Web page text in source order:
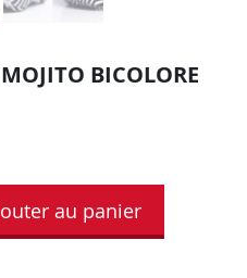
BICOLORE
au panier